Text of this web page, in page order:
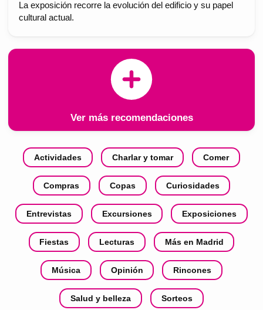
La exposición recorre la evolución del edificio y su papel
cultural actual.
Ver más recomendaciones
Actividades Charlar y tomar Comer
Compras Copas Curiosidades
Entrevistas Excursiones Exposiciones
Fiestas Lecturas Más en Madrid
Música Opinión Rincones
Salud y belleza Sorteos